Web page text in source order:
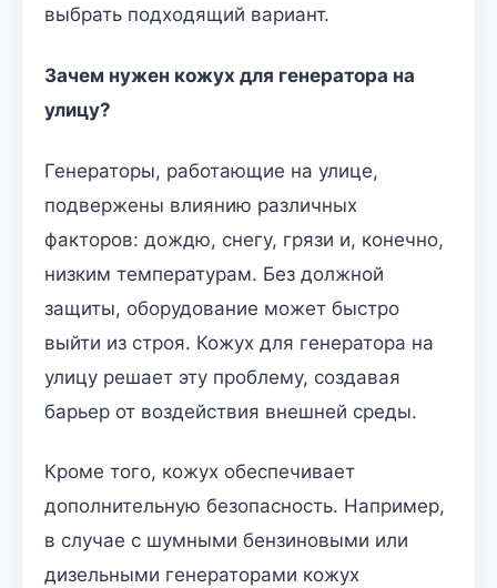
выбрать подходящий вариант.
Зачем нужен кожух для генератора на
улицу?
Генераторы, работающие на улице,
подвержены влиянию различных
факторов: дождю, снегу, грязи и, конечно,
низким температурам. Без должной
защиты, оборудование может быстро
выйти из строя. Кожух для генератора на
улицу решает эту проблему, создавая
барьер от воздействия внешней среды.
Кроме того, кожух обеспечивает
дополнительную безопасность. Например,
в случае с шумными бензиновыми или
дизельными генераторами кожух